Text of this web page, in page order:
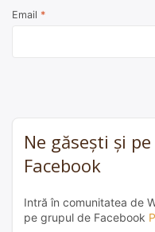
Email *
Ne găsești și
Facebook
Intră în comunitatea de
pe grupul de Facebook